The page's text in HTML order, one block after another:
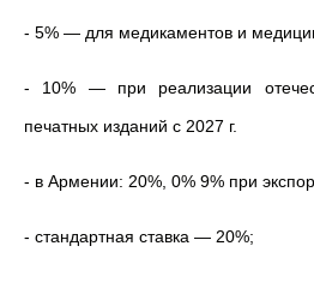
- 5% — для медикаментов и
- 10% — при реализации
печатных изданий с 2027 г.
- в Армении: 20%, 0% 9% при
- стандартная ставка — 20%;